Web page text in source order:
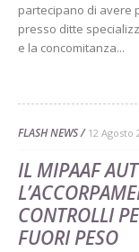
partecipano di avere
presso ditte
e la concomitanza...
FLASH NEWS 12 Agosto
IL MIPAAF
CONTROLLI
FUORI PESO